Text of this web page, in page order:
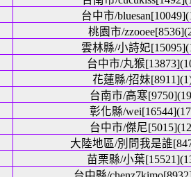
台中市/
桃園市/
雲林縣/小詩妃
台中市/丸猴
花蓮縣/招妹
台南市/高寒
彰化縣/
台中市/傑尼
大陸地區/別問我是誰
苗栗縣/小葉